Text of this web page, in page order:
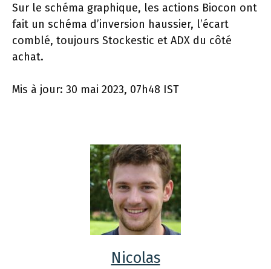
Sur le schéma graphique, les actions Biocon ont
fait un schéma d’inversion haussier, l’écart
comblé, toujours Stockestic et ADX du côté
achat.
Mis à jour: 30 mai 2023, 07h48 IST
Nicolas